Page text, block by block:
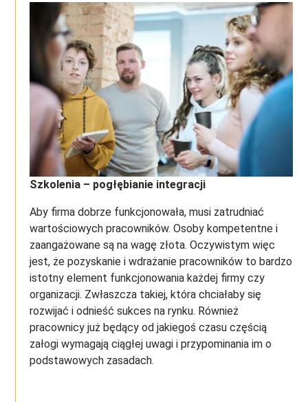
Szkolenia – pogłębianie integracji
Aby firma dobrze funkcjonowała, musi zatrudniać
wartościowych pracowników. Osoby kompetentne i
zaangażowane są na wagę złota. Oczywistym więc
jest, że pozyskanie i wdrażanie pracowników to bardzo
istotny element funkcjonowania każdej firmy czy
organizacji. Zwłaszcza takiej, która chciałaby się
rozwijać i odnieść sukces na rynku. Również
pracownicy już będący od jakiegoś czasu częścią
załogi wymagają ciągłej uwagi i przypominania im o
podstawowych zasadach.